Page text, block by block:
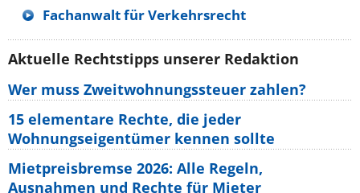
Fachanwalt für Verkehrsrecht
Aktuelle Rechtstipps unserer Redaktion
Wer muss Zweitwohnungssteuer zahlen?
15 elementare Rechte, die jeder
Wohnungseigentümer kennen sollte
Mietpreisbremse 2026: Alle Regeln,
Ausnahmen und Rechte für Mieter